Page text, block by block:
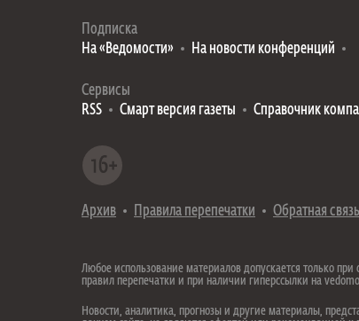
Подписка
На «Ведомости»
На новости конференций
Сервисы
RSS
Смарт версия газеты Справочник
Архив Правила перепечатки Обратная связь
Любое использование материалов допускается только
правил перепечатки и при наличии гиперссылки на
Новости, аналитика, прогнозы и другие материалы,